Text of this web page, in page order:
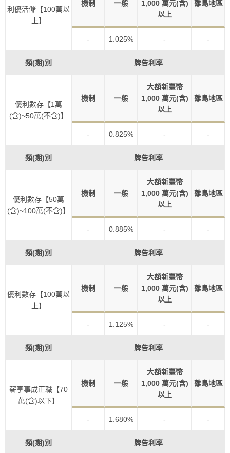
利優活儲【100萬以
上】
機制 一般
1,000 萬元(含)
以上
離島地區
- 1.025% - -
類(期)別 牌告利率
優利數存【1萬
(含)~50萬(不含)】
機制 一般
大額新臺幣
1,000 萬元(含)
以上
離島地區
- 0.825% - -
類(期)別 牌告利率
優利數存【50萬
(含)~100萬(不含)】
機制 一般
大額新臺幣
1,000 萬元(含)
以上
離島地區
- 0.885% - -
類(期)別 牌告利率
優利數存【100萬以
上】
機制 一般
大額新臺幣
1,000 萬元(含)
以上
離島地區
- 1.125% - -
類(期)別 牌告利率
薪享事成正職【70
萬(含)以下】
機制 一般
大額新臺幣
1,000 萬元(含)
以上
離島地區
- 1.680% - -
類(期)別 牌告利率